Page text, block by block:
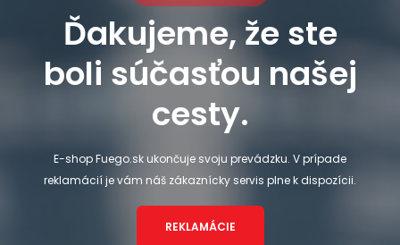
Ďakujeme, že ste
boli súčasťou našej
cesty.
E-shop Fuego.sk ukončuje svoju prevádzku. V prípade
reklamácií je vám náš zákaznícky servis plne k dispozícii.
REKLAMÁCIE